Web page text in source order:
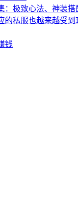
极致心法、神装搭
的私服也越来越受
钱